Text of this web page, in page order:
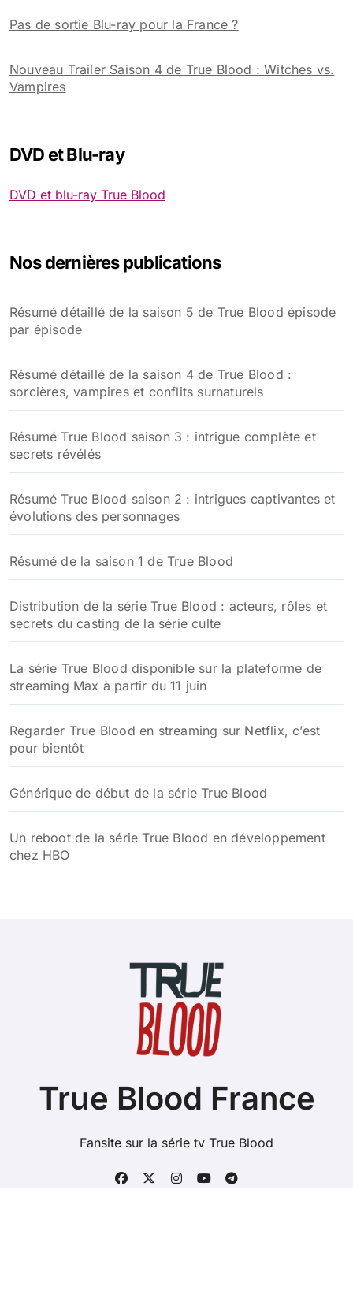
Pas de sortie Blu-ray pour la France ?
Nouveau Trailer Saison 4 de True Blood : Witches vs.
Vampires
DVD et Blu-ray
DVD et blu-ray True Blood
Nos dernières publications
Résumé détaillé de la saison 5 de True Blood épisode
par épisode
Résumé détaillé de la saison 4 de True Blood :
sorcières, vampires et conflits surnaturels
Résumé True Blood saison 3 : intrigue complète et
secrets révélés
Résumé True Blood saison 2 : intrigues captivantes et
évolutions des personnages
Résumé de la saison 1 de True Blood
Distribution de la série True Blood : acteurs, rôles et
secrets du casting de la série culte
La série True Blood disponible sur la plateforme de
streaming Max à partir du 11 juin
Regarder True Blood en streaming sur Netflix, c’est
pour bientôt
Générique de début de la série True Blood
Un reboot de la série True Blood en développement
chez HBO
True Blood France
Fansite sur la série tv True Blood